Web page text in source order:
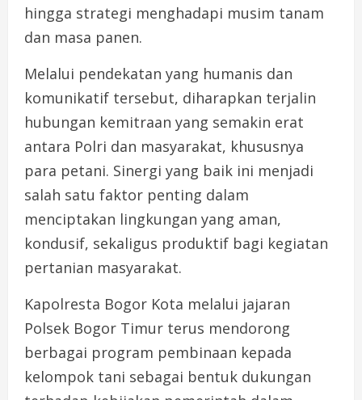
hingga strategi menghadapi musim tanam
dan masa panen.
Melalui pendekatan yang humanis dan
komunikatif tersebut, diharapkan terjalin
hubungan kemitraan yang semakin erat
antara Polri dan masyarakat, khususnya
para petani. Sinergi yang baik ini menjadi
salah satu faktor penting dalam
menciptakan lingkungan yang aman,
kondusif, sekaligus produktif bagi kegiatan
pertanian masyarakat.
Kapolresta Bogor Kota melalui jajaran
Polsek Bogor Timur terus mendorong
berbagai program pembinaan kepada
kelompok tani sebagai bentuk dukungan